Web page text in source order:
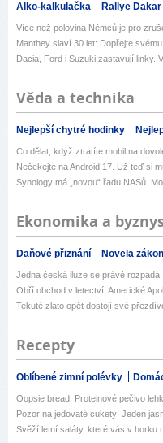
Alko-kalkulačka Rallye
Více než polovina Němců je pro
Manthey slaví 30 let: Dopřejte
Dacia, Ford i Suzuki zastavují linky.
Věda a technika
Nejlepší chytré hodinky
Co dělat, když ztratíte mobil na
Nečekejte na Android 17. Už teď si
Synology má „novou“ řadu NASů.
Ekonomika a
Daňové přiznání Novela
Jedna česká iluze se právě
Obří obchod v letectví. Americké
Tekuté zlato opět dostojí své
Recepty
Oblíbené zimní polévky
Oopsie bread: Proteinové pečivo
Pozor na jedovaté cukety! Jeden
Svěží letní saláty, které vás v horku